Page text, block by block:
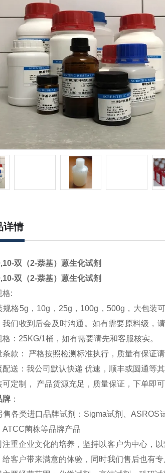
详情
双（2-萘基）蒽生化试剂
双（2-萘基）蒽生化试剂
格:
格5g，10g，25g，100g，500g，大包装
我们收到后会及时沟通。如有需要原料级，请
格：25KG/1桶，如有需要请先和客服核实。
款： 严格按照检测标准执行，质量有保证请
送：我公司默认快递 优速，顺丰或圆通等
可定制， 产品货源充足，质量保证，下单即
牌：
类进口品牌试剂：Sigma试剂、ASROS
ATCC菌株等品牌产品
注重企业文化的培养，坚持以客户为中心，
给客户带来满意的体验，同时我们售后也有